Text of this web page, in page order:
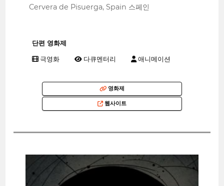
Cervera de Pisuerga, Spain 스페인
단편 영화제
극영화 다큐멘터리 애니메이션
영화제
웹사이트